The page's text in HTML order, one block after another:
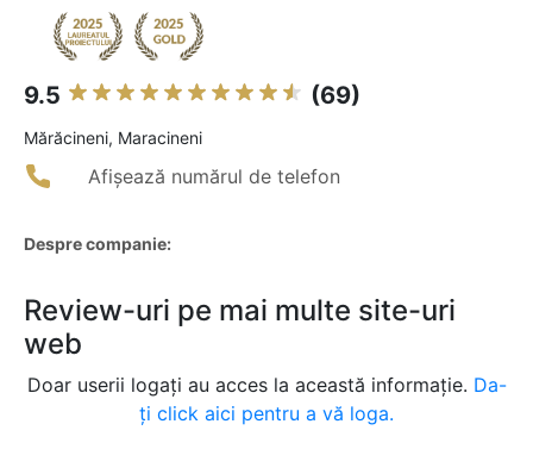
9.5 (69)
Mărăcineni, Maracineni
Afișează numărul de telefon
Despre companie:
Review-uri pe mai multe site-uri
web
Doar userii logați au acces la această informație. Da-
ți click aici pentru a vă loga.